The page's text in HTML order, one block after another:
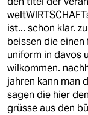
genossenschaft
epaper login
ist... schon klar.
beissen die
uniform in davos
wilkommen.
jahren kann man
sagen die hier
grüsse aus den